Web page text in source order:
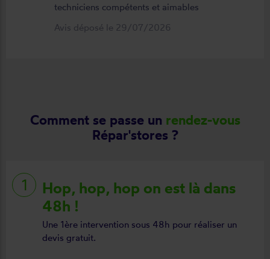
techniciens compétents et aimables
Avis déposé le 29/07/2026
Comment se passe un rendez-vous
Répar'stores ?
Hop, hop, hop on est là dans
48h !
Une 1ère intervention sous 48h pour réaliser un
devis gratuit.